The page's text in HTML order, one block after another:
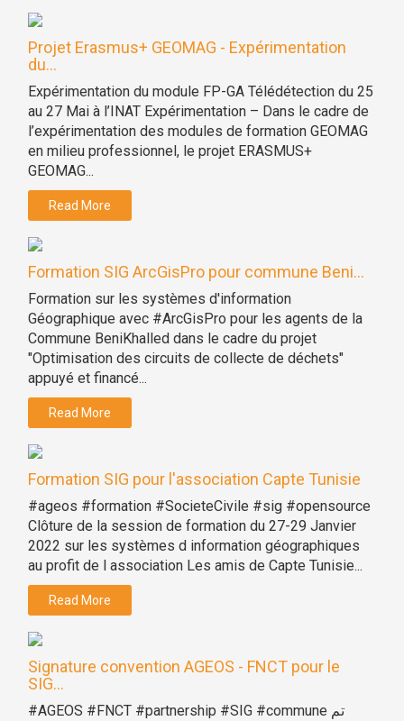
Projet Erasmus+ GEOMAG - Expérimentation
du...
Expérimentation du module FP-GA Télédétection du 25
au 27 Mai à l’INAT Expérimentation – Dans le cadre de
l’expérimentation des modules de formation GEOMAG
en milieu professionnel, le projet ERASMUS+
GEOMAG...
Read More
Formation SIG ArcGisPro pour commune Beni...
Formation sur les systèmes d'information
Géographique avec #ArcGisPro pour les agents de la
Commune BeniKhalled dans le cadre du projet
"Optimisation des circuits de collecte de déchets"
appuyé et financé...
Read More
Formation SIG pour l'association Capte Tunisie
#ageos #formation #SocieteCivile #sig #opensource
Clôture de la session de formation du 27-29 Janvier
2022 sur les systèmes d information géographiques
au profit de l association Les amis de Capte Tunisie...
Read More
Signature convention AGEOS - FNCT pour le
SIG...
#AGEOS #FNCT #partnership #SIG #commune تم